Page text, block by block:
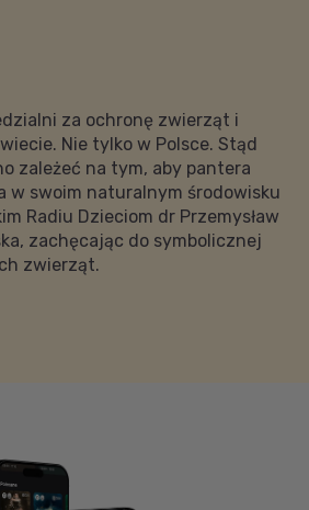
za ochronę zwierząt i
Nie tylko w Polsce. Stąd
zależeć na tym, aby pantera
w swoim naturalnym środowisku
Radiu Dzieciom dr Przemysław
zachęcając do symbolicznej
zwierząt.